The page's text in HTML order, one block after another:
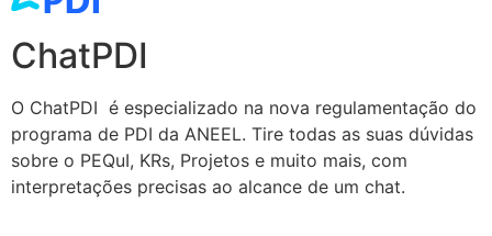
ChatPDI
O ChatPDI é especializado na nova regulamentação do
programa de PDI da ANEEL. Tire todas as suas dúvidas
sobre o PEQuI, KRs, Projetos e muito mais, com
interpretações precisas ao alcance de um chat.